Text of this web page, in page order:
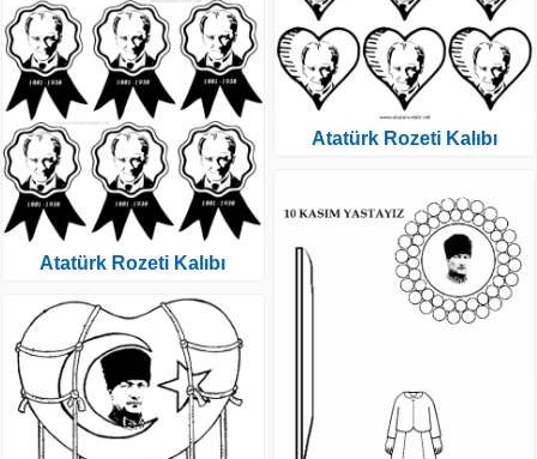
Atatürk Rozeti Kalıbı
Atatürk Rozeti Kalıbı